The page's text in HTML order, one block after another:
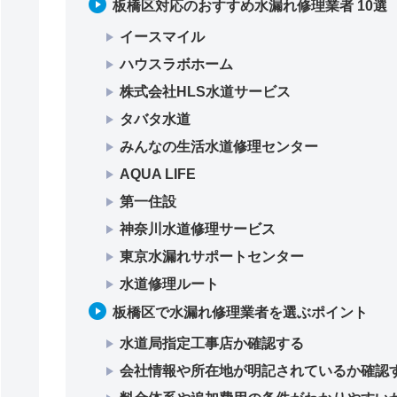
板橋区対応のおすすめ水漏れ修理業者 10選
イースマイル
ハウスラボホーム
株式会社HLS水道サービス
タバタ水道
みんなの生活⽔道修理センター
AQUA LIFE
第一住設
神奈川水道修理サービス
東京水漏れサポートセンター
水道修理ルート
板橋区で水漏れ修理業者を選ぶポイント
水道局指定工事店か確認する
会社情報や所在地が明記されているか確認